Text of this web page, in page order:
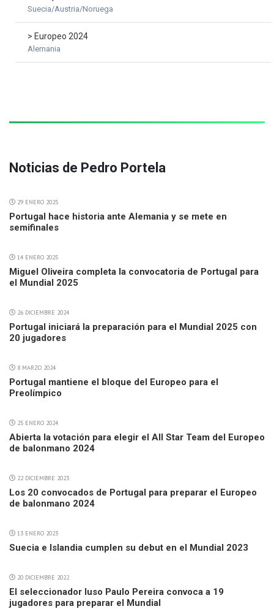
Suecia/Austria/Noruega
> Europeo 2024
Alemania
Noticias de Pedro Portela
29 ENERO 2025
Portugal hace historia ante Alemania y se mete en
semifinales
14 ENERO 2025
Miguel Oliveira completa la convocatoria de Portugal para
el Mundial 2025
26 DICIEMBRE 2024
Portugal iniciará la preparación para el Mundial 2025 con
20 jugadores
8 MARZO 2024
Portugal mantiene el bloque del Europeo para el
Preolímpico
25 ENERO 2024
Abierta la votación para elegir el All Star Team del Europeo
de balonmano 2024
22 DICIEMBRE 2023
Los 20 convocados de Portugal para preparar el Europeo
de balonmano 2024
13 ENERO 2023
Suecia e Islandia cumplen su debut en el Mundial 2023
20 DICIEMBRE 2022
El seleccionador luso Paulo Pereira convoca a 19
jugadores para preparar el Mundial